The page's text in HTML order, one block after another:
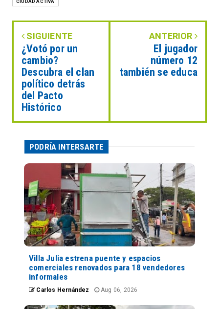
CIUDAD ACTIVA
SIGUIENTE
¿Votó por un
cambio?
Descubra el clan
político detrás
del Pacto
Histórico
ANTERIOR
El jugador
número 12
también se educa
PODRÍA INTERSARTE
Villa Julia estrena puente y espacios
comerciales renovados para 18 vendedores
informales
Carlos Hernández Aug 06, 2026